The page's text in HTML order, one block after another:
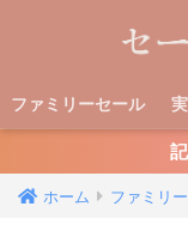
ファミリーセール
ホーム ファミリ